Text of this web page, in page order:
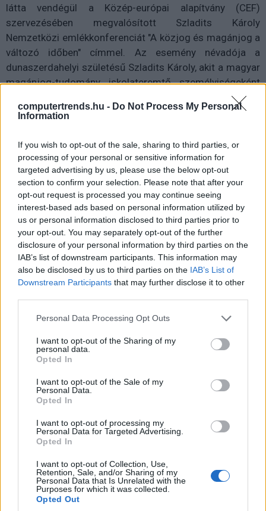
computertrends.hu - Do Not Process My Personal
Information
If you wish to opt-out of the sale, sharing to third parties, or
processing of your personal or sensitive information for
targeted advertising by us, please use the below opt-out
section to confirm your selection. Please note that after your
opt-out request is processed you may continue seeing
interest-based ads based on personal information utilized by
us or personal information disclosed to third parties prior to
your opt-out. You may separately opt-out of the further
disclosure of your personal information by third parties on the
IAB’s list of downstream participants. This information may
also be disclosed by us to third parties on the IAB’s List of
Downstream Participants that may further disclose it to other
Please note that this website/app uses one or more Google
not limited to your visit or usage behaviour. You may click to
grant or deny consent to Google and its third-party tags to
use your data for below specified purposes in below Google
consent section.
Personal Data Processing Opt Outs
I want to opt-out of the Sharing of my
personal data.
Opted In
I want to opt-out of the Sale of my
Personal Data.
Opted In
I want to opt-out of processing my
Personal Data for Targeted Advertising.
Opted In
I want to opt-out of Collection, Use,
Retention, Sale, and/or Sharing of my
Personal Data that Is Unrelated with the
Purposes for which it was collected.
Opted Out
látta vendégül a Közép-európai alapítvány (CEF)
szervezésében megvalósított Szladits Károly
Nemzetközi emlékkonferenciát "A közjog és magánjog a
változó időben" címmel. Az esemény névadója a
dunaszerdahelyi születésű Szladits Károly, akit a magyar
magánjog-tudomány iskolateremtő személyiségeként
Részt vett az 1901-es, majd az 1928-as magánjogi
esetében annak kidolgozásában is. 1917-től 1942-ig
tanított a Budapesti Tudományegyetemen, de volt
folyóiratszerkesztő, valamint a Magyar Tudományos
Akadémia és a hágai Állandó Nemzetközi
Választottbíróság tagja is hosszú pályafutása során,
amiért 1953-ban Kossuth-díjat kapott. Tudományos
munkásságának csúcspontja a Magyar magánjog című,
a második világháború előtti polgári jogot elemző
hatkötetes gyűjtemény, amelynek főszerkesztője és
egyik társszerzője volt.
üdvözölte Viliam Karas, a Szlovák Köztársaság
igazságügyi minisztere, valamint Varga Judit,
Magyarország igazságügyi minisztere, mielőtt Dr.
védnöke nyitóbeszédében méltatta volna Szladits Károly
munkásságát, és annak hatását úgy a jogtudományra,
A nap folyamán előadott még Sulyok Tamás, a magyar
Alkotmánybíróság elnökhelyettese, Paczolay Péter, az
Emberi Jogok Európai Bíróságának bírója, Števček Marek,
a Pozsonyi Comenius Egyetem rektora, Patyi András, a